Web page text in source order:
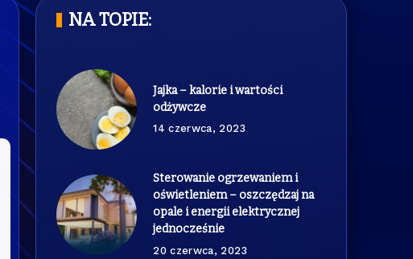
NA TOPIE:
Jajka – kalorie i wartości
odżywcze
14 czerwca, 2023
Sterowanie ogrzewaniem i
oświetleniem – oszczędzaj na
opale i energii elektrycznej
jednocześnie
20 czerwca, 2023